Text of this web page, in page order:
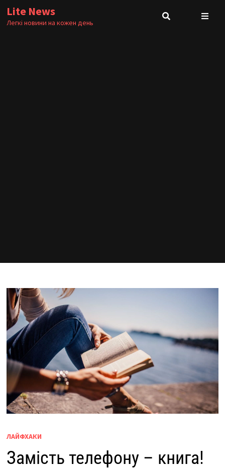
Skip
to
Lite News
Легкі новини на кожен день
ЛАЙФХАКИ
Замість телефону – книга!